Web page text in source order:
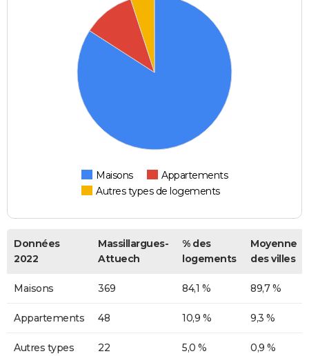
Maisons
Appartements
Autres types de logements
Données
2022
Massillargues-
Attuech
% des
logements
Moyenne
des villes
Maisons 369 84,1 % 89,7 %
Appartements 48 10,9 % 9,3 %
Autres types
22 5,0 % 0,9 %